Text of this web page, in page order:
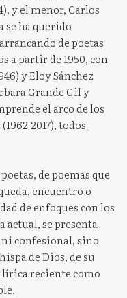
y el menor, Carlos
se ha querido
de poetas
a partir de 1950, con
y Eloy Sánchez
Grande Gil y
el arco de los
2017), todos
de poemas que
encuentro o
de enfoques con los
actual, se presenta
ni confesional, sino
de Dios, de su
reciente como